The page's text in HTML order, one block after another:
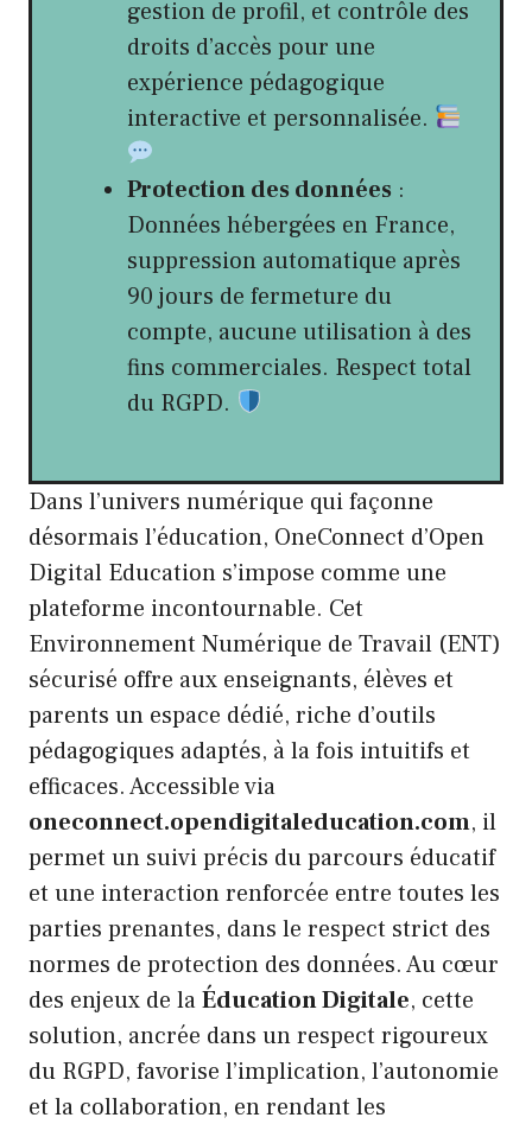
gestion de profil, et contrôle des
droits d’accès pour une
expérience pédagogique
interactive et personnalisée.
Protection des données :
Données hébergées en France,
suppression automatique après
90 jours de fermeture du
compte, aucune utilisation à des
fins commerciales. Respect total
du RGPD.
Dans l’univers numérique qui façonne
désormais l’éducation, OneConnect d’Open
Digital Education s’impose comme une
plateforme incontournable. Cet
Environnement Numérique de Travail (ENT)
sécurisé offre aux enseignants, élèves et
parents un espace dédié, riche d’outils
pédagogiques adaptés, à la fois intuitifs et
efficaces. Accessible via
oneconnect.opendigitaleducation.com, il
permet un suivi précis du parcours éducatif
et une interaction renforcée entre toutes les
parties prenantes, dans le respect strict des
normes de protection des données. Au cœur
des enjeux de laÉducation Digitale, cette
solution, ancrée dans un respect rigoureux
du RGPD, favorise l’implication, l’autonomie
et la collaboration, en rendant les